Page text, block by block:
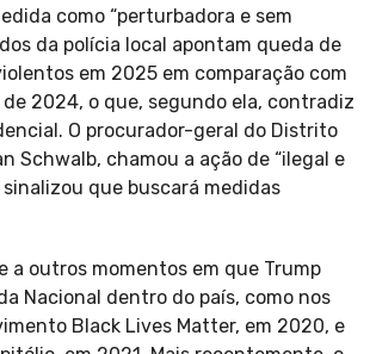
como “perturbadora e sem
da polícia local apontam queda de
em 2025 em comparação com
de 2024, o que, segundo ela, contradiz
O procurador-geral do Distrito
Schwalb, chamou a ação de “ilegal e
sinalizou que buscará medidas
a outros momentos em que Trump
Nacional dentro do país, como nos
Black Lives Matter, em 2020, e